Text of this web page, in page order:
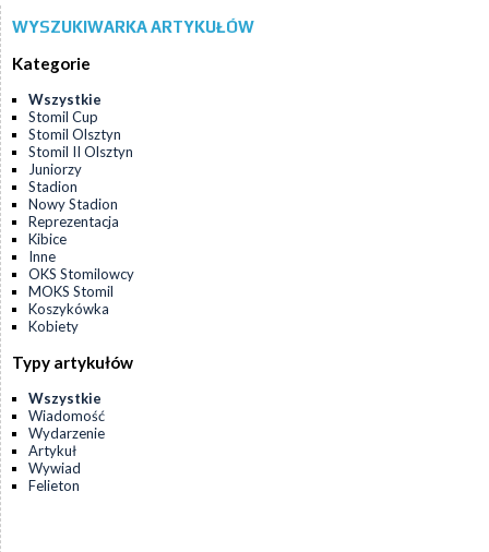
WYSZUKIWARKA ARTYKUŁÓW
Kategorie
Wszystkie
Stomil Cup
Stomil Olsztyn
Stomil II Olsztyn
Juniorzy
Stadion
Nowy Stadion
Reprezentacja
Kibice
Inne
OKS Stomilowcy
MOKS Stomil
Koszykówka
Kobiety
Typy artykułów
Wszystkie
Wiadomość
Wydarzenie
Artykuł
Wywiad
Felieton